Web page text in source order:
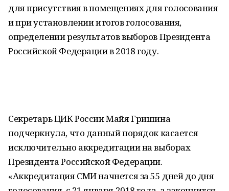
для присутствия в помещениях для голосования
и при установлении итогов голосования,
определении результатов выборов Президента
Российской Федерации в 2018 году.
Секретарь ЦИК России Майя Гришина
подчеркнула, что данный порядок касается
исключительно аккредитации на выборах
Президента Российской Федерации.
«Аккредитация СМИ начнется за 55 дней до дня